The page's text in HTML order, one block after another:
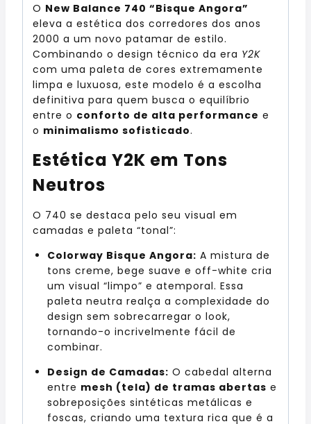
O New Balance 740 “Bisque Angora”
eleva a estética dos corredores dos anos
2000 a um novo patamar de estilo.
Combinando o design técnico da era Y2K
com uma paleta de cores extremamente
limpa e luxuosa, este modelo é a escolha
definitiva para quem busca o equilíbrio
entre o conforto de alta performance e
o minimalismo sofisticado.
Estética Y2K em Tons
Neutros
O 740 se destaca pelo seu visual em
camadas e paleta “tonal”:
Colorway Bisque Angora: A mistura de
tons creme, bege suave e off-white cria
um visual “limpo” e atemporal. Essa
paleta neutra realça a complexidade do
design sem sobrecarregar o look,
tornando-o incrivelmente fácil de
combinar.
Design de Camadas: O cabedal alterna
entre mesh (tela) de tramas abertas e
sobreposições sintéticas metálicas e
foscas, criando uma textura rica que é a